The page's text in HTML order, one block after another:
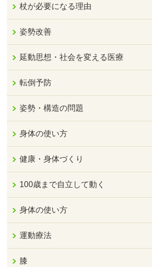
杖が必要になる理由
姿勢改善
延動思想・社会を変える医療
転倒予防
姿勢・構造の問題
身体の使い方
健康・身体づくり
100歳まで自立して動く
身体の使い方
運動療法
膝